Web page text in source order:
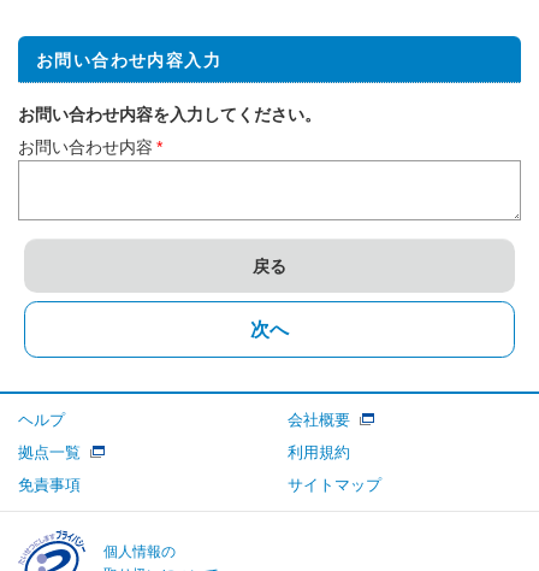
お問い合わせ内容入力
お問い合わせ内容を入力してください。
お問い合わせ内容 *
戻る
次へ
ヘルプ
会社概要
拠点一覧
利用規約
免責事項
サイトマップ
個人情報の